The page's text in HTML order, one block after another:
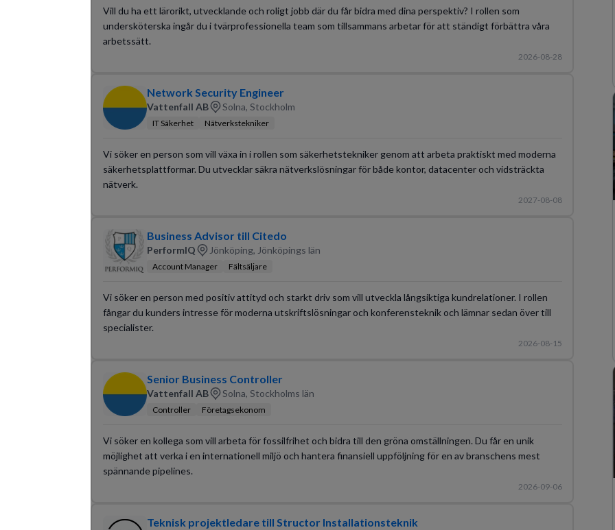
Vill du ha ett lärorikt, utvecklande och roligt jobb där du får bidra med dina perspektiv? I rollen som
undersköterska ingår du i tvärprofessionella team som tillsammans arbetar för att ständigt förbättra våra
arbetssätt.
2026-08-28
Network Security Engineer
Vattenfall AB Solna, Stockholm
IT Säkerhet Nätverkstekniker
Vi söker en person som vill växa in i rollen som säkerhetstekniker genom att arbeta praktiskt med moderna
säkerhetsplattformar. Du utvecklar säkra nätverkslösningar för både kontor, datacenter och vidsträckta
nätverk.
2027-08-08
Business Advisor till Citedo
PerformIQ Jönköping, Jönköpings län
Account Manager Fältsäljare
Vi söker en person med positiv attityd och starkt driv som vill utveckla långsiktiga kundrelationer. I rollen
fångar du kunders intresse för moderna utskriftslösningar och konferensteknik och lämnar sedan över till
specialister.
2026-08-15
Senior Business Controller
Vattenfall AB Solna, Stockholms län
Controller Företagsekonom
Vi söker en kollega som vill arbeta för fossilfrihet och bidra till den gröna omställningen. Du får en unik
möjlighet att verka i en internationell miljö och hantera finansiell uppföljning för en av branschens mest
spännande pipelines.
2026-09-06
Teknisk projektledare till Structor Installationsteknik